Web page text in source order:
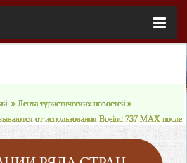
»Лента туристических новостей »
от использования Boeing 737 MАХ после
туризма»